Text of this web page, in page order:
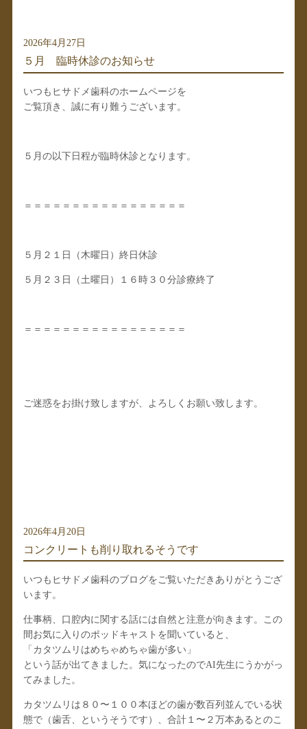
2026年4月27日
５月 臨時休診のお知らせ
いつもヒサドメ歯科のホームページを
ご覧頂き、誠に有り難うございます。
５月の以下日程が臨時休診となります。
＝＝＝＝＝＝＝＝＝＝＝＝＝＝＝＝＝
５月２１日（木曜日）終日休診
５月２３日（土曜日）１６時３０分診療終了
＝＝＝＝＝＝＝＝＝＝＝＝＝＝＝＝＝
ご迷惑をお掛け致しますが、よろしくお願い致します。
2026年4月20日
コンクリートも削り取れるそうです
いつもヒサドメ歯科のブログをご覧いただきありがとうござ
います。
仕事柄、口腔内に関する話には自然と注意が向きます。この
間お気に入りのポッドキャストを聞いていると、
「カタツムリはめちゃめちゃ歯が多い」
という話が出てきました。気になったのでAI先生にうかがっ
てみました。
カタツムリは８０〜１００本ほどの歯が数百列並んでいる状
態で（歯舌、というそうです）、合計１〜２万本あるとのこ